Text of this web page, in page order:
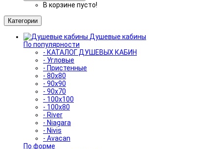
В корзине пусто!
Категории
Душевые кабины
По популярности
- КАТАЛОГ ДУШЕВЫХ КАБИН
- Угловые
- Пристенные
- 80x80
- 90x90
- 90x70
- 100x100
- 100x80
- River
- Niagara
- Nivis
- Avacan
По форме